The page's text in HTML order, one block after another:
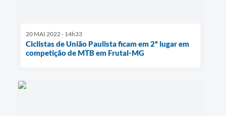
20 MAI 2022 - 14h33
Ciclistas de União Paulista ficam em 2º lugar em
competição de MTB em Frutal-MG